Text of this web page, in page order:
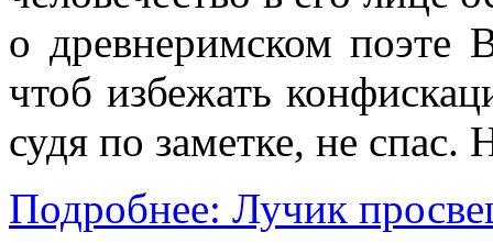
о древнеримском поэте
чтоб избежать
судя по заметке, не
Подробнее: Лучик